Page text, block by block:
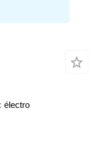
électro